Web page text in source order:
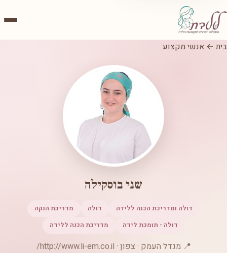
בית ← אנשי מקצוע
שני בוסקילה
דולה ומדריכת הכנה ללידה דולה
מדריכת הנקה
דולה - תומכת לידה
מדריכת הכנה ללידה
📍 מגדל העמק · צפון · http://www.li-em.co.il/